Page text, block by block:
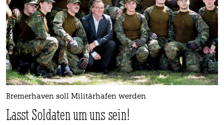
Bremerhaven soll Militärhafen werden
Lasst Soldaten um uns sein!